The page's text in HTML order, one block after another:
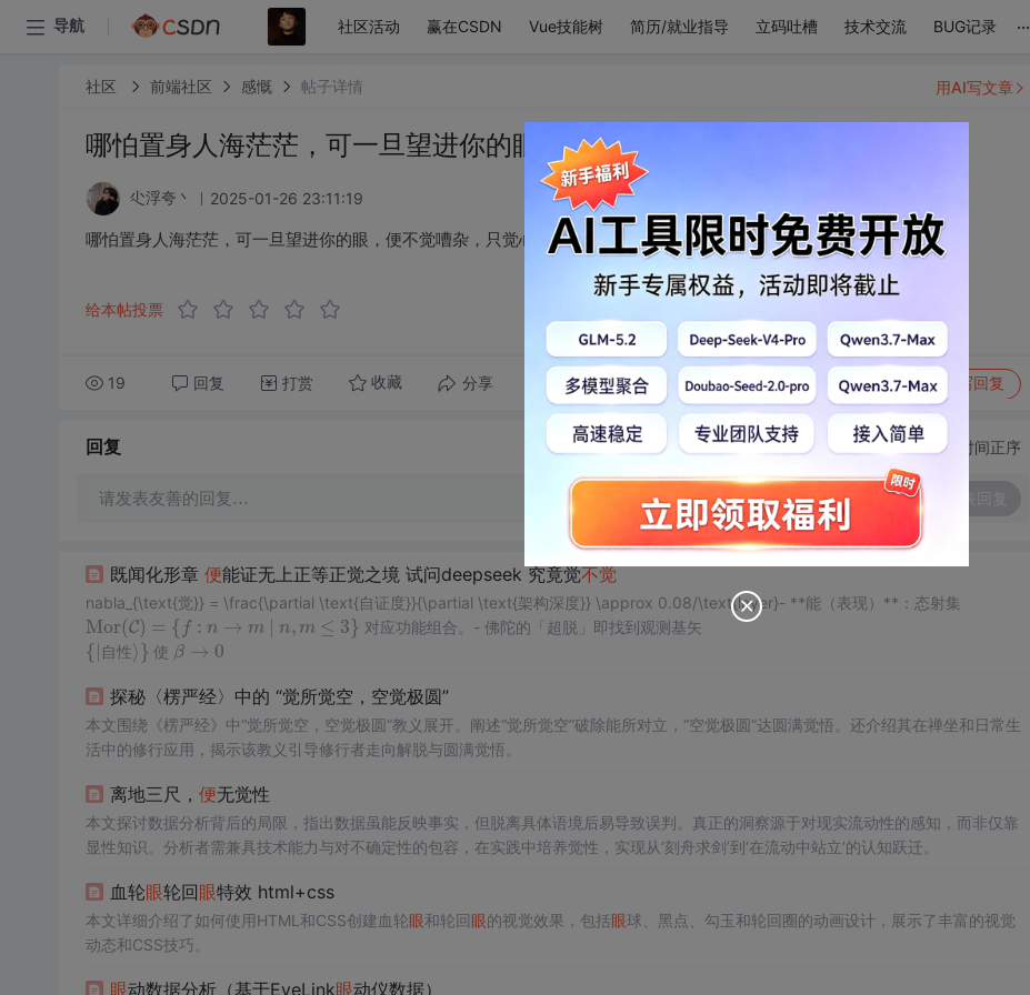
导航 社区活动 赢在CSDN Vue技能树 简历/就业指导 立码吐槽 技术交流 BUG记录 ...
社区 前端社区 感慨 帖子详情
哪怕置身人海茫茫，可一旦望进你的眼，便不觉嘈杂，只觉心欢❤️
尐浮夸丶 2025-01-26 23:11:19
哪怕置身人海茫茫，可一旦望进你的眼，便不觉嘈杂，只觉心欢❤️
给本帖投票
19 回复 打赏 收藏 分享 转发到动态 举报 写回复
用AI写文章
回复 切换为时间正序
请发表友善的回复…
既闻化形章 便能证无上正等正觉之境 试问deepseek 究竟觉不觉
nabla_{\text{觉}} = \frac{\partial \text{自证度}}{\partial \text{架构深度}} \approx 0.08/\text{layer}- **能（表现）**：态射集
Mor(C) = { f : n → m n,m ≤ 3}
Mor(C)= f:n → m ∣ n,m≤3} 对应功能组合。- 佛陀的「超脱」即找到观测基矢
{ 自性⟩}
{| 自性⟩} 使 β → 0
β→0
探秘〈楞严经〉中的 “觉所觉空，空觉极圆”
本文围绕《楞严经》中“觉所觉空，空觉极圆”教义展开。阐述“觉所觉空”破除能所对立，“空觉极圆”达圆满觉悟。还介绍其在禅坐和日常生
活中的修行应用，揭示该教义引导修行者走向解脱与圆满觉悟。
离地三尺， 便无觉性
本文探讨数据分析背后的局限，指出数据虽能反映事实，但脱离具体语境后易导致误判。真正的洞察源于对现实流动性的感知，而非仅靠
显性知识。分析者需兼具技术能力与对不确定性的包容，在实践中培养觉性，实现从‘刻舟求剑’到‘在流动中站立’的认知跃迁。
血轮眼轮回眼特效 html+css
本文详细介绍了如何使用HTML和CSS创建血轮眼和轮回眼的视觉效果，包括眼球、黑点、勾玉和轮回圈的动画设计，展示了丰富的视觉
动态和CSS技巧。
眼动数据分析（基于EyeLink眼动仪数据）